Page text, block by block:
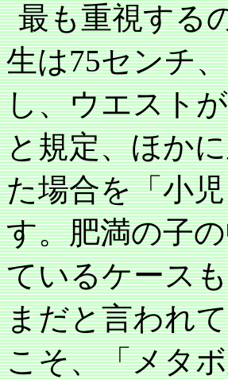
最も重視する
生は75センチ
し、ウエスト
と規定、ほか
た場合を「小
す。肥満の子
ているケース
まだと言われ
こそ、「メタ